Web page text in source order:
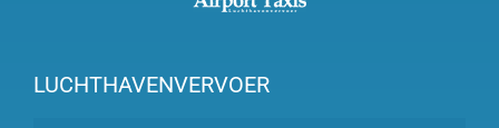
LUCHTHAVENVERVOER